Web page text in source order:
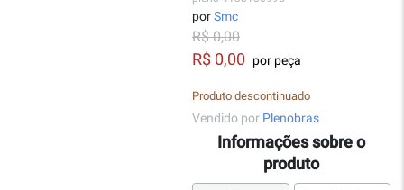
porSmc
R$ 0,00
R$ 0,00 por peça
Produto descontinuado
Vendido por Plenobras
Informações sobre o
produto